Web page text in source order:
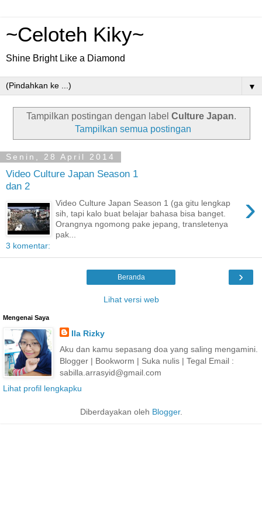
~Celoteh Kiky~
Shine Bright Like a Diamond
▼
Tampilkan postingan dengan label Culture Japan.
Tampilkan semua postingan
Senin, 28 April 2014
Video Culture Japan Season 1
dan 2
›
Video Culture Japan Season 1 (ga gitu lengkap
sih, tapi kalo buat belajar bahasa bisa banget.
Orangnya ngomong pake jepang, transletenya
pak...
3 komentar:
›
Beranda
Lihat versi web
Mengenai Saya
Ila Rizky
Aku dan kamu sepasang doa yang saling mengamini.
Blogger | Bookworm | Suka nulis | Tegal Email :
sabilla.arrasyid@gmail.com
Lihat profil lengkapku
Diberdayakan oleh Blogger.